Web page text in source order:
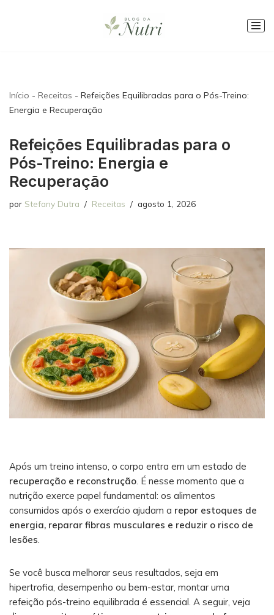
Início - Receitas - Refeições Equilibradas para o Pós-Treino:
Energia e Recuperação
Refeições Equilibradas para o
Pós-Treino: Energia e
Recuperação
por Stefany Dutra Receitas agosto 1, 2026
Após um treino intenso, o corpo entra em um estado de
recuperação e reconstrução . É nesse momento que a
nutrição exerce papel fundamental: os alimentos
consumidos após o exercício ajudam a repor estoques de
energia, reparar fibras musculares e reduzir o risco de
lesões
Se você busca melhorar seus resultados, seja em
hipertrofia, desempenho ou bem-estar, montar uma
refeição pós-treino equilibrada é essencial. A seguir, veja